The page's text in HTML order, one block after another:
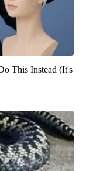
This Instead (It's